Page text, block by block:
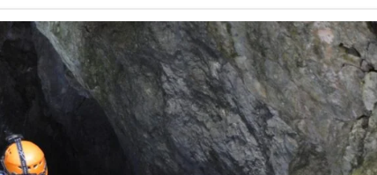
ИСТОРИЈАТ НА ЦКРМ
ИСТОРИЈАТ НА ДВИЖЕЊЕТО